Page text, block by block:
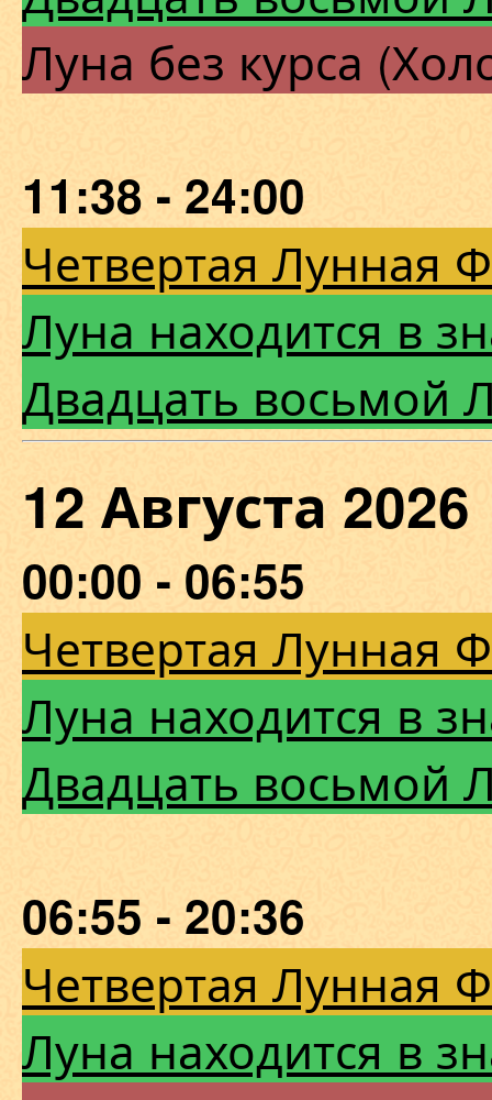
Луна без курса
11:38 - 24:00
Четвертая Лунная
Луна находится в
Двадцать восьмой
12 Августа
00:00 - 06:55
Четвертая Лунная
Луна находится в
Двадцать восьмой
06:55 - 20:36
Четвертая Лунная
Луна находится в